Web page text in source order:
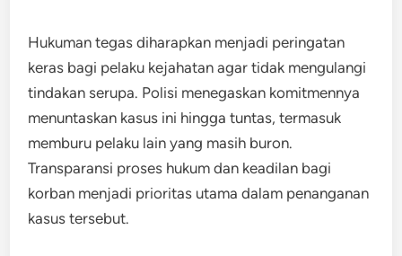
Hukuman tegas diharapkan menjadi peringatan
keras bagi pelaku kejahatan agar tidak mengulangi
tindakan serupa. Polisi menegaskan komitmennya
menuntaskan kasus ini hingga tuntas, termasuk
memburu pelaku lain yang masih buron.
Transparansi proses hukum dan keadilan bagi
korban menjadi prioritas utama dalam penanganan
kasus tersebut.